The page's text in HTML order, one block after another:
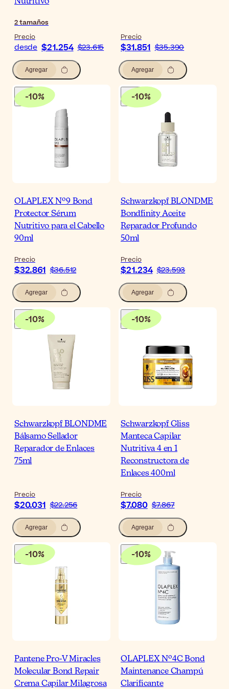
Nutritivo
2tamaños
Precio
desde $21.254 $23.615
Agregar
Precio
$31.851 $35.390
Agregar
-10%
OLAPLEX Nº9 Bond
Protector Sérum
Nutritivo para el Cabello
90ml
Precio
$32.861 $36.512
Agregar
-10%
Schwarzkopf BLONDME
Bondfinity Aceite
Reparador Profundo
50ml
Precio
$21.234 $23.593
Agregar
-10%
Schwarzkopf BLONDME
Bálsamo Sellador
Reparador de Enlaces
75ml
Precio
$20.031 $22.256
Agregar
-10%
Schwarzkopf Gliss
Manteca Capilar
Nutritiva 4 en 1
Reconstructora de
Enlaces 400ml
Precio
$7.080 $7.867
Agregar
-10%
Pantene Pro-V Miracles
Molecular Bond Repair
Crema Capilar Milagrosa
-10%
OLAPLEX Nº4C Bond
Maintenance Champú
Clarificante